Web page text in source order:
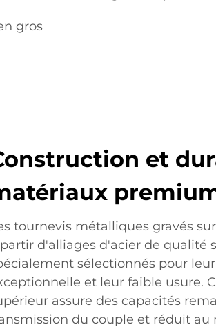
gros
et
tournevis métalliques gravés
d'alliages d'acier de qualité
sélectionnés pour
et leur faible usure.
assure des capacités
du couple et réduit